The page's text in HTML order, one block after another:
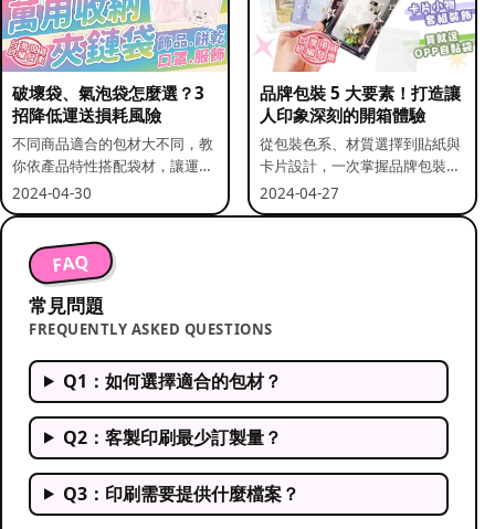
破壞袋、氣泡袋怎麼選？3
招降低運送損耗風險
不同商品適合的包材大不同，教
你依產品特性搭配袋材，讓運送
更安全。
2024-04-30
品牌包裝 5 大要素！打造讓
人印象深刻的開箱體驗
從包裝色系、材質選擇到貼紙與
卡片設計，一次掌握品牌包裝的
關鍵要素。
2024-04-27
FAQ
常見問題
FREQUENTLY ASKED QUESTIONS
Q1：如何選擇適合的包材？
Q2：客製印刷最少訂製量？
Q3：印刷需要提供什麼檔案？